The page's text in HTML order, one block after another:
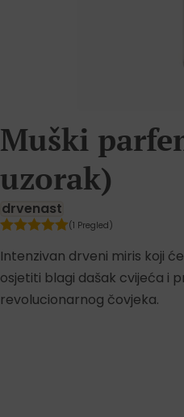
Muški
uzorak)
drvenast
(1 Pregled)
Intenzivan drveni miris koji
osjetiti blagi dašak cvijeća i
revolucionarnog čovjeka.